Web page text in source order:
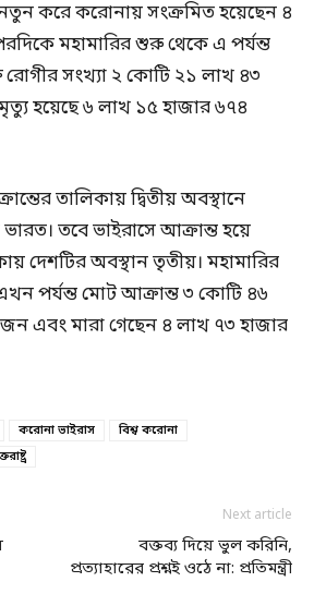
করে করোনায় সংক্রমিত হয়েছেন ৪
মহামারির শুরু থেকে এ পর্যন্ত
রোগীর সংখ্যা ২ কোটি ২১ লাখ ৪৩
হয়েছে ৬ লাখ ১৫ হাজার ৬৭৪
তালিকায় দ্বিতীয় অবস্থানে
তবে ভাইরাসে আক্রান্ত হয়ে
দেশটির অবস্থান তৃতীয়। মহামারির
পর্যন্ত মোট আক্রান্ত ৩ কোটি ৪৬
এবং মারা গেছেন ৪ লাখ ৭৩ হাজার
করোনা ভাইরাস
বিশ্ব করোনা
Next article
বক্তব্য দিয়ে ভুল করিনি,
প্রত্যাহারের প্রশ্নই ওঠে না: প্রতিমন্ত্রী